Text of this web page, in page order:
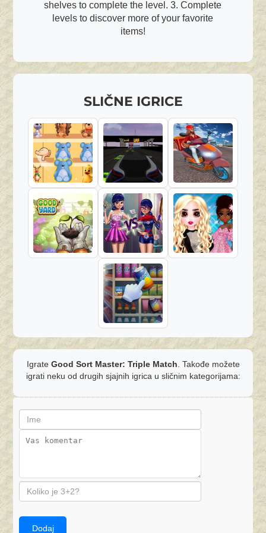
shelves to complete the level. 3. Complete
levels to discover more of your favorite
items!
SLIČNE IGRICE
Igrate Good Sort Master: Triple Match . Takođe možete
igrati neku od drugih sjajnih igrica u sličnim kategorijama:
Dodaj